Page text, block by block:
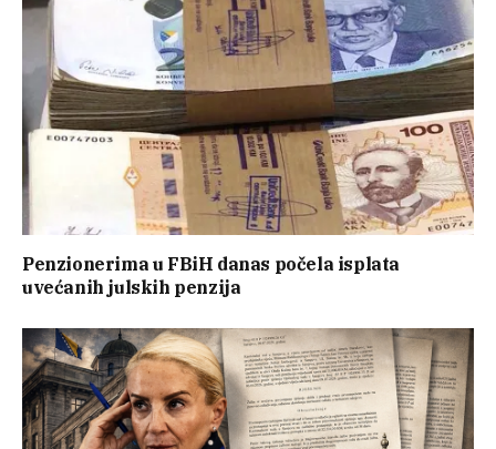
Penzionerima u FBiH danas počela isplata
uvećanih julskih penzija